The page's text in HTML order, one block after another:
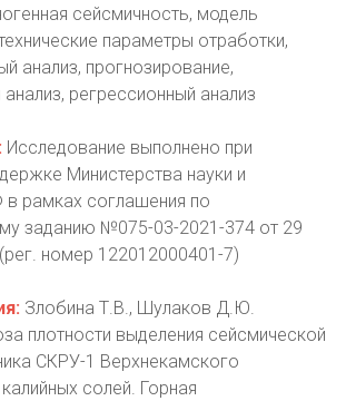
сейсмичность, модель
параметры отработки,
анализ, прогнозирование,
регрессионный анализ
Исследование выполнено при
Министерства науки и
рамках соглашения по
заданию №075-03-2021-374 от 29
номер 122012000401-7)
Злобина Т.В., Шулаков Д.Ю.
плотности выделения сейсмической
СКРУ-1 Верхнекамского
солей. Горная